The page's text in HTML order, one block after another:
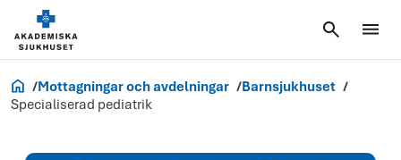
Akademiska.se
Mottagningar och avdelningar
Barnsjukhuset
Specialiserad pediatrik
Specialiserad
pediatrik